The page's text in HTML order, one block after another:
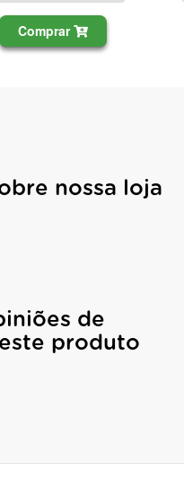
Comprar
nossa loja
de
produto